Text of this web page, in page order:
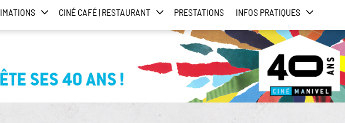
CINÉ CAFÉ | RESTAURANT PRESTATIONS INFOS PRATIQUES